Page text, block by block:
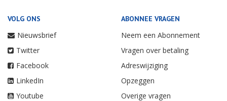
VOLG ONS
Nieuwsbrief
Twitter
Facebook
LinkedIn
Youtube
ABONNEE VRAGEN
Neem een Abonnement
Vragen over betaling
Adreswijziging
Opzeggen
Overige vragen